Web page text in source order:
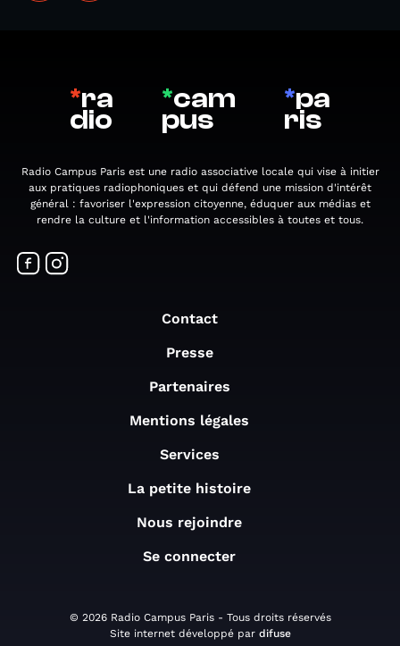
*ra
dio
*cam
pus
*pa
ris
Radio Campus Paris est une radio associative locale qui vise à initier
aux pratiques radiophoniques et qui défend une mission d'intérêt
général : favoriser l'expression citoyenne, éduquer aux médias et
rendre la culture et l'information accessibles à toutes et tous.
Contact
Presse
Partenaires
Mentions légales
Services
La petite histoire
Nous rejoindre
Se connecter
© 2026 Radio Campus Paris - Tous droits réservés
Site internet développé par difuse